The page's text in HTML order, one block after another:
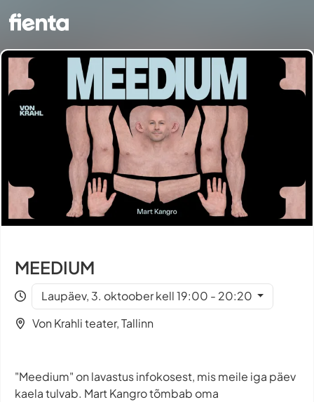
MEEDIUM
Laupäev, 3. oktoober kell 19:00 - 20:20
Von Krahli teater, Tallinn
"Meedium" on lavastus infokosest, mis meile iga päev
kaela tulvab. Mart Kangro tõmbab oma